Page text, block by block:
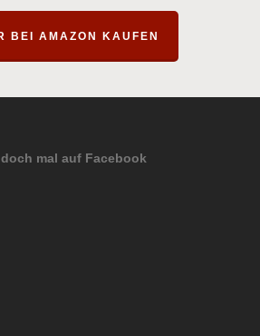
BEI AMAZON KAUFEN
mal auf Facebook